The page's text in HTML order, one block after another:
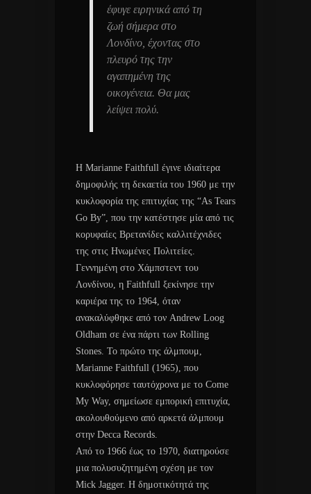
έφυγε ειρηνικά από τη
ζωή σήμερα στο
Λονδίνο, έχοντας στο
πλευρό της την
αγαπημένη της
οικογένεια. Θα μας
λείψει πολύ.
Η Marianne Faithfull έγινε ιδιαίτερα
δημοφιλής τη δεκαετία του 1960 με την
κυκλοφορία της επιτυχίας της “As Tears
Go By”, που την κατέστησε μία από τις
κορυφαίες Βρετανίδες καλλιτέχνιδες
της στις Ηνωμένες Πολιτείες.
Γεννημένη στο Χάμπστεντ του
Λονδίνου, η Faithfull ξεκίνησε την
καριέρα της το 1964, όταν
ανακαλύφθηκε από τον Andrew Loog
Oldham σε ένα πάρτι των Rolling
Stones. Το πρώτο της άλμπουμ,
Marianne Faithfull (1965), που
κυκλοφόρησε ταυτόχρονα με το Come
My Way, σημείωσε εμπορική επιτυχία,
ακολουθούμενο από αρκετά άλμπουμ
στην Decca Records.
Από το 1966 έως το 1970, διατηρούσε
μια πολυσυζητημένη σχέση με τον
Mick Jagger. Η δημοτικότητά της